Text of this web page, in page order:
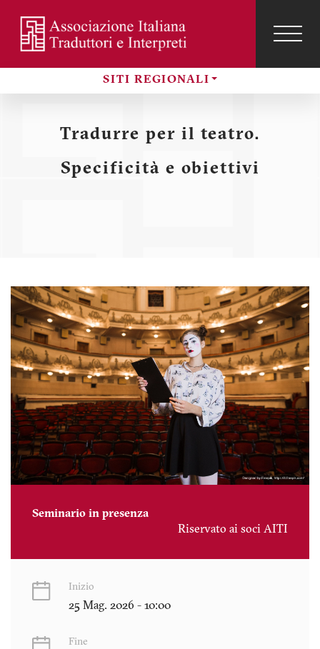
contenuto
principale
SITI REGIONALI
Menu
profilo
utente
Tradurre per il teatro.
Specificità e obiettivi
Seminario in presenza
Riservato ai soci AITI
Inizio
25 Mag. 2026 - 10:00
Fine